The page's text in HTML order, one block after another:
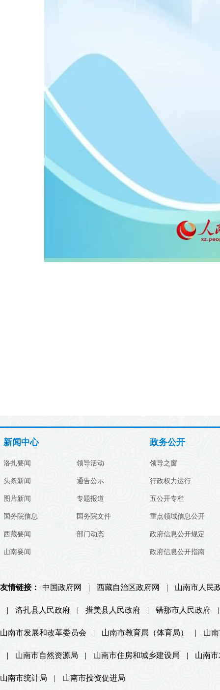
新闻中心
洛扎要闻
头条新闻
图片新闻
国务院信息
西藏要闻
山南要闻
领导活动
通告公示
专题报道
国务院文件
部门动态
政务公开
领导之窗
行政权力运行
五公开专栏
重点领域信息公开
政府信息公开规定
政府信息公开指南
友情链接： 中国政府网 | 西藏自治区政府网 | 山南市人民
| 洛扎县人民政府 | 措美县人民政府 | 错那市人民政府 |
山南市发展和改革委员会 | 山南市教育局（体育局） | 山
| 山南市自然资源局 | 山南市住房和城乡建设局 | 山南
山南市统计局 | 山南市投资促进局